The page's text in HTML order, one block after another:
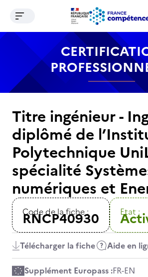
Contenu Recherche Menu
Ouvrir le menu de navigation
Titre ingénieur -
diplômé de
Polytechnique
spécialité
numériques et
Code de la fiche :
RNCP40930 Etat :
Télécharger la fiche Aide en
Supplément Europass :FR-EN